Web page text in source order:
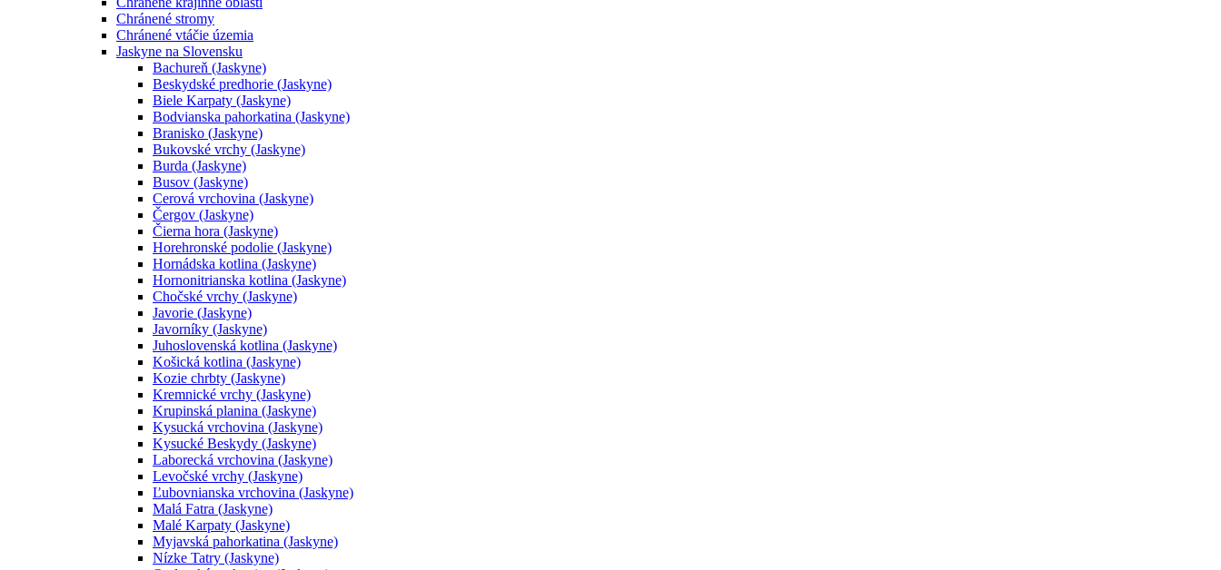
Chránené stromy
Chránené vtáčie územia
Jaskyne na Slovensku
Bachureň (Jaskyne)
Beskydské predhorie (Jaskyne)
Biele Karpaty (Jaskyne)
Bodvianska pahorkatina (Jaskyne)
Branisko (Jaskyne)
Bukovské vrchy (Jaskyne)
Burda (Jaskyne)
Busov (Jaskyne)
Cerová vrchovina (Jaskyne)
Čergov (Jaskyne)
Čierna hora (Jaskyne)
Horehronské podolie (Jaskyne)
Hornádska kotlina (Jaskyne)
Hornonitrianska kotlina (Jaskyne)
Chočské vrchy (Jaskyne)
Javorie (Jaskyne)
Javorníky (Jaskyne)
Juhoslovenská kotlina (Jaskyne)
Košická kotlina (Jaskyne)
Kozie chrbty (Jaskyne)
Kremnické vrchy (Jaskyne)
Krupinská planina (Jaskyne)
Kysucká vrchovina (Jaskyne)
Kysucké Beskydy (Jaskyne)
Laborecká vrchovina (Jaskyne)
Levočské vrchy (Jaskyne)
Ľubovnianska vrchovina (Jaskyne)
Malá Fatra (Jaskyne)
Malé Karpaty (Jaskyne)
Myjavská pahorkatina (Jaskyne)
Nízke Tatry (Jaskyne)